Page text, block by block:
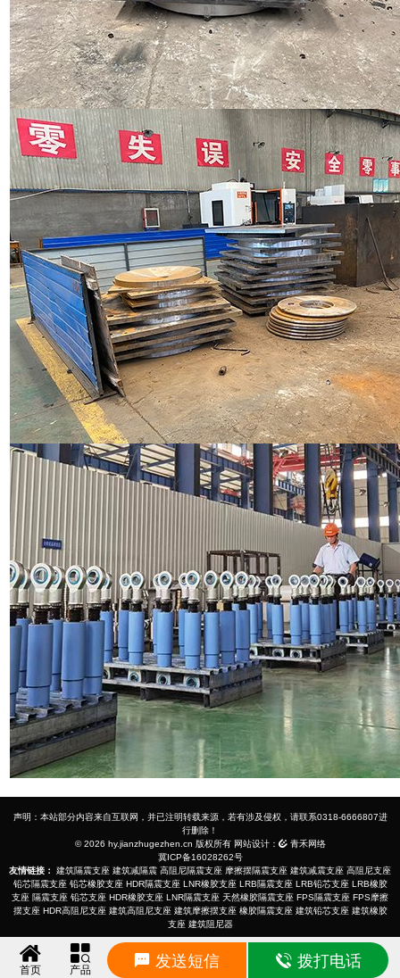
首页 产品 发送短信 拨打电话
声明：本站部分内容来自互联网，并已注明转载来源，若有涉及侵权，请联系0318-6666807进
行删除！
© 2026 hy.jianzhugezhen.cn 版权所有 网站设计：
青禾网络
冀ICP备16028262号
友情链接：
建筑隔震支座 建筑减隔震 高阻尼隔震支座 摩擦摆隔震支座 建筑减震支座 高阻尼支座
铅芯隔震支座 铅芯橡胶支座 HDR隔震支座 LNR橡胶支座 LRB隔震支座 LRB铅芯支座 LRB橡胶
支座 隔震支座 铅芯支座 HDR橡胶支座 LNR隔震支座 天然橡胶隔震支座 FPS隔震支座 FPS摩擦
摆支座 HDR高阻尼支座 建筑高阻尼支座 建筑摩擦摆支座 橡胶隔震支座 建筑铅芯支座 建筑橡胶
支座 建筑阻尼器